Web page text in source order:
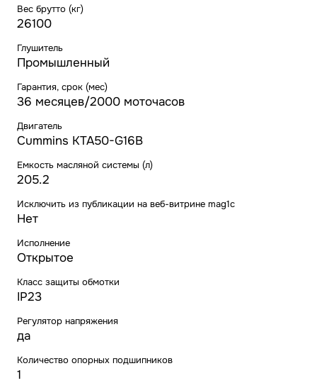
Вес брутто (кг)
26100
Глушитель
Промышленный
Гарантия, срок (мес)
36 месяцев/2000 моточасов
Двигатель
Cummins KTA50-G16B
Емкость масляной системы (л)
205.2
Исключить из публикации на веб-витрине mag1c
Нет
Исполнение
Открытое
Класс защиты обмотки
IP23
Регулятор напряжения
да
Количество опорных подшипников
1